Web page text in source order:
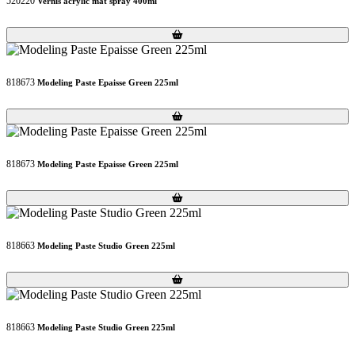
Loading...
Loading...
818673 Modeling Paste Epaisse Green 225ml
Loading...
Loading...
818673 Modeling Paste Epaisse Green 225ml
Loading...
Loading...
818663 Modeling Paste Studio Green 225ml
Loading...
Loading...
818663 Modeling Paste Studio Green 225ml